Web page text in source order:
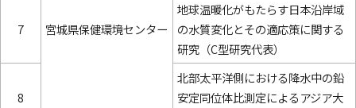
宮城県保健環境センター
7
地球温暖化がもたらす日本沿岸域
の水質変化とその適応策に関する
研究（C型研究代表）
8
北部太平洋側における降水中の鉛
安定同位体比測定によるアジア大